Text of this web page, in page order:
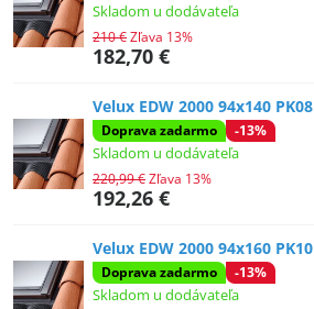
Skladom u dodávateľa
182,70 €
210 €Zľava 13%
Velux EDW 2000 94x140 PK08
Doprava zadarmo -13%
Skladom u dodávateľa
192,26 €
220,99 €Zľava 13%
Velux EDW 2000 94x160 PK10
Doprava zadarmo -13%
Skladom u dodávateľa